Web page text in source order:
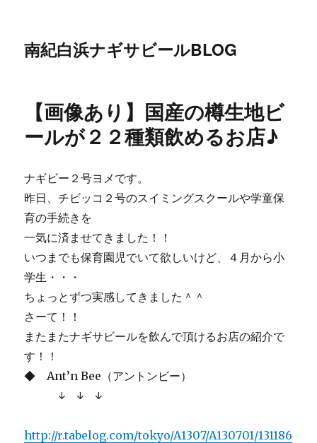
南紀白浜ナギサビールBLOG
【画像あり】国産の樽生地ビ
ールが２２種類飲めるお店♪
ナギビー２号ヨメです。
昨日、チビッコ２号のスイミングスクールや学童保
育の手続きを
一気に済ませてきました！！
いつまでも保育園児でいて欲しいけど、４月から小
学生・・・
ちょっとずつ実感してきました＾＾
さーて！！
またまたナギサビールを飲んで頂けるお店の紹介で
す！！
◆ Ant’n Bee（アントンビー）
↓ ↓ ↓
http://r.tabelog.com/tokyo/A1307/A130701/131186